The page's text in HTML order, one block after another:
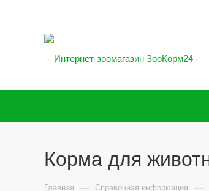
Корма для
Главная — Справочная информация —